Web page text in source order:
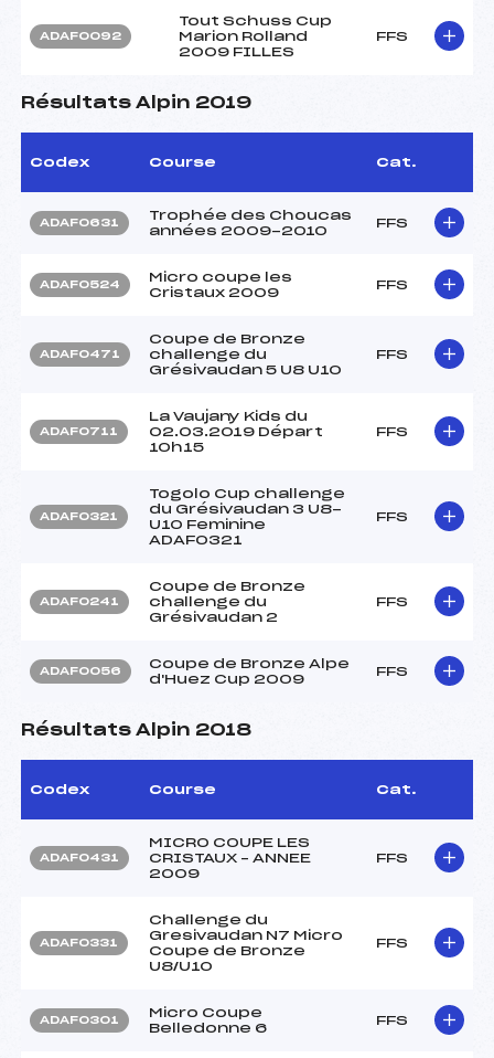
ADAF0092
Tout Schuss Cup
Marion Rolland
2009 FILLES
FFS
Résultats Alpin 2019
Codex Course Cat.
ADAF0631
Trophée des Choucas
années 2009-2010
FFS
ADAF0524
Micro coupe les
Cristaux 2009
FFS
ADAF0471
Coupe de Bronze
challenge du
Grésivaudan 5 U8 U10
FFS
ADAF0711
La Vaujany Kids du
02.03.2019 Départ
10h15
FFS
ADAF0321
Togolo Cup challenge
du Grésivaudan 3 U8-
U10 Feminine
ADAF0321
FFS
ADAF0241
Coupe de Bronze
challenge du
Grésivaudan 2
FFS
ADAF0056
Coupe de Bronze Alpe
d'Huez Cup 2009
FFS
Résultats Alpin 2018
Codex Course Cat.
ADAF0431
MICRO COUPE LES
CRISTAUX – ANNEE
2009
FFS
ADAF0331
Challenge du
Gresivaudan N7 Micro
Coupe de Bronze
U8/U10
FFS
ADAF0301
Micro Coupe
Belledonne 6
FFS